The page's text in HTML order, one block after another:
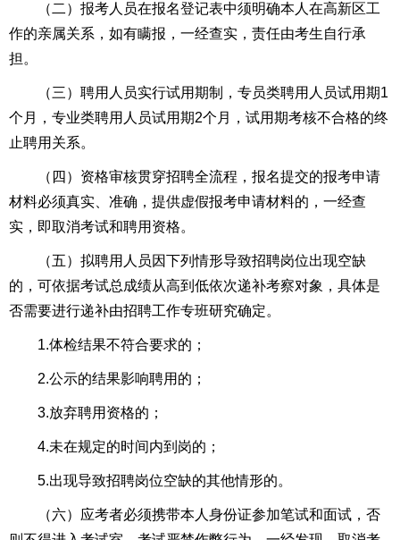
（二）报考人员在报名登记表中须明确本人在高新区工
作的亲属关系，如有瞒报，一经查实，责任由考生自行承
担。
（三）聘用人员实行试用期制，专员类聘用人员试用期1
个月，专业类聘用人员试用期2个月，试用期考核不合格的终
止聘用关系。
（四）资格审核贯穿招聘全流程，报名提交的报考申请
材料必须真实、准确，提供虚假报考申请材料的，一经查
实，即取消考试和聘用资格。
（五）拟聘用人员因下列情形导致招聘岗位出现空缺
的，可依据考试总成绩从高到低依次递补考察对象，具体是
否需要进行递补由招聘工作专班研究确定。
1.体检结果不符合要求的；
2.公示的结果影响聘用的；
3.放弃聘用资格的；
4.未在规定的时间内到岗的；
5.出现导致招聘岗位空缺的其他情形的。
（六）应考者必须携带本人身份证参加笔试和面试，否